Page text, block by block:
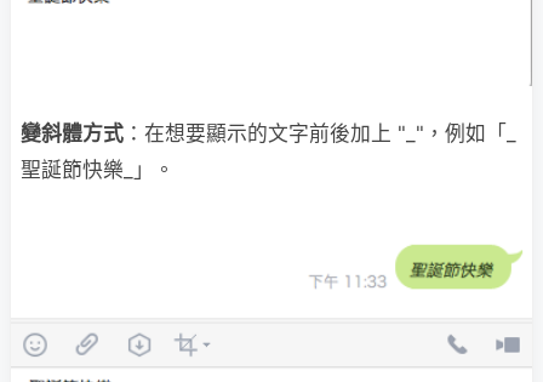
變斜體方式 ：在想要顯示的文字前後加上 "_"，例如「_
聖誕節快樂_」。